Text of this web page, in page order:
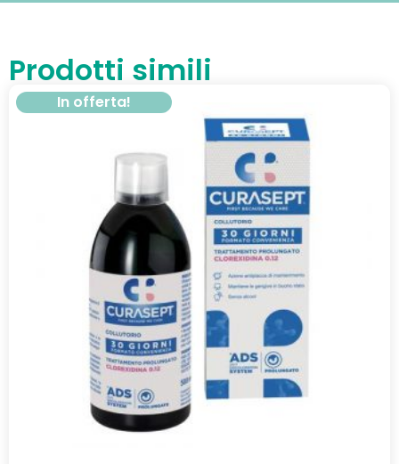
Prodotti simili
In offerta!